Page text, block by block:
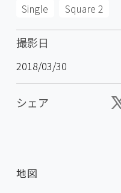
Single Square 2
撮影日
2018/03/30
シェア
地図